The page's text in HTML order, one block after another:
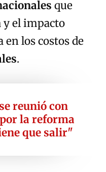
que
y el impacto
en los costos de
.
reunió con
la reforma
que salir"